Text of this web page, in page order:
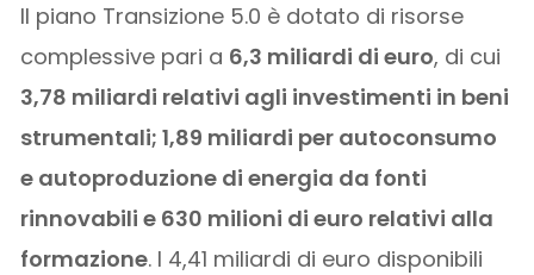
Il piano Transizione 5.0 è dotato di risorse
complessive pari a 6,3 miliardi di euro, di cui
3,78 miliardi relativi agli investimenti in beni
strumentali; 1,89 miliardi per autoconsumo
e autoproduzione di energia da fonti
rinnovabili e 630 milioni di euro relativi alla
formazione. I 4,41 miliardi di euro disponibili